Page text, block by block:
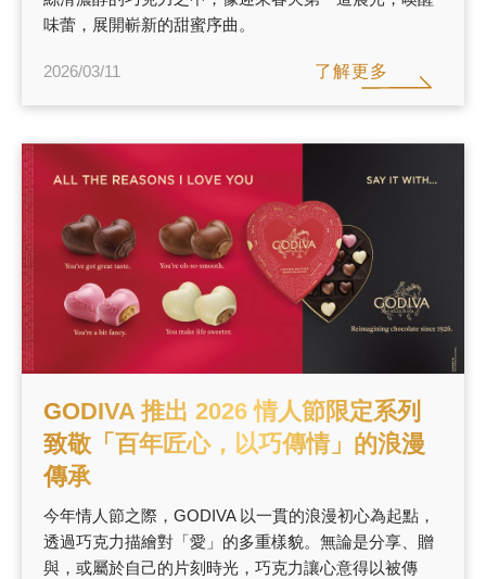
味蕾，展開嶄新的甜蜜序曲。
2026/03/11 了解更多
GODIVA 推出 2026 情人節限定系列
致敬「百年匠心，以巧傳情」的浪漫
傳承
今年情人節之際，GODIVA 以一貫的浪漫初心為起點，
透過巧克力描繪對「愛」的多重樣貌。無論是分享、贈
與，或屬於自己的片刻時光，巧克力讓心意得以被傳